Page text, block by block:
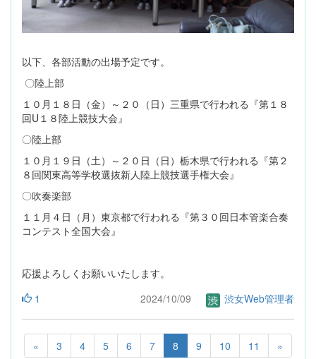
以下、各部活動の出場予定です。
〇陸上部
１０月１８日（金）～２０（日）三重県で行われる『第１８
回U１８陸上競技大会』
〇陸上部
１０月１９日（土）～２０日（日）栃木県で行われる『第２
８回関東高等学校選抜新人陸上競技選手権大会』
〇吹奏楽部
１１月４日（月）東京都で行われる『第３０回日本管楽合奏
コンテスト全国大会』
応援よろしくお願いいたします。
1
2024/10/09 渋女Web管理者
« 3 4 5 6 7 8 9 10 11 »